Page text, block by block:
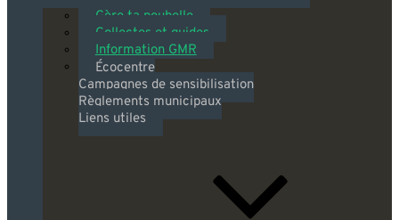
Gère ta poubelle
Collectes et guides
Information GMR
Écocentre
Campagnes de sensibilisation
Règlements municipaux
Liens utiles